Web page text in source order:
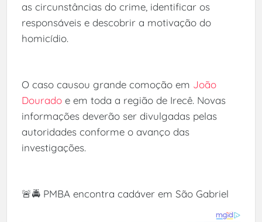
as circunstâncias do crime, identificar os
responsáveis e descobrir a motivação do
homicídio.
O caso causou grande comoção em João
Douradoe em toda a região de Irecê. Novas
informações deverão ser divulgadas pelas
autoridades conforme o avanço das
investigações.
🚨🚔 PMBA encontra cadáver em São Gabriel